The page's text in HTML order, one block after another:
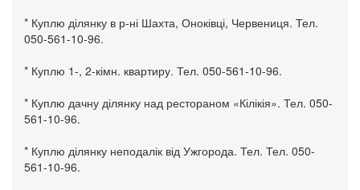
* Куплю ділянку в р-ні Шахта, Оноківці, Червениця. Тел.
050-561-10-96.
* Куплю 1-, 2-кімн. квартиру. Тел. 050-561-10-96.
* Куплю дачну ділянку над рестораном «Кілікія». Тел. 050-
561-10-96.
* Куплю ділянку неподалік від Ужгорода. Тел. Тел. 050-
561-10-96.